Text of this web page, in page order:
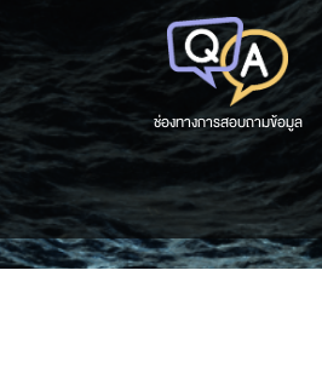
ช่องทางการสอบถามข้อมูล